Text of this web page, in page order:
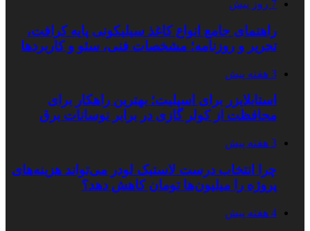
7 روز پیش
راهنمای جامع انواع کاغذ سیلیکونی پایه کرافت،
تحریر و روزنامه؛ مشخصات فنی، سئو و کاربردها
3 هفته پیش
استابلایزر برای اسپلیت؛ بهترین راهکار برای
محافظت از کولر گازی در برابر نوسانات برق
3 هفته پیش
چرا انتخاب درست لاستیک لودر می‌تواند هزینه‌های
پروژه را میلیون‌ها تومان کاهش دهد؟
4 هفته پیش